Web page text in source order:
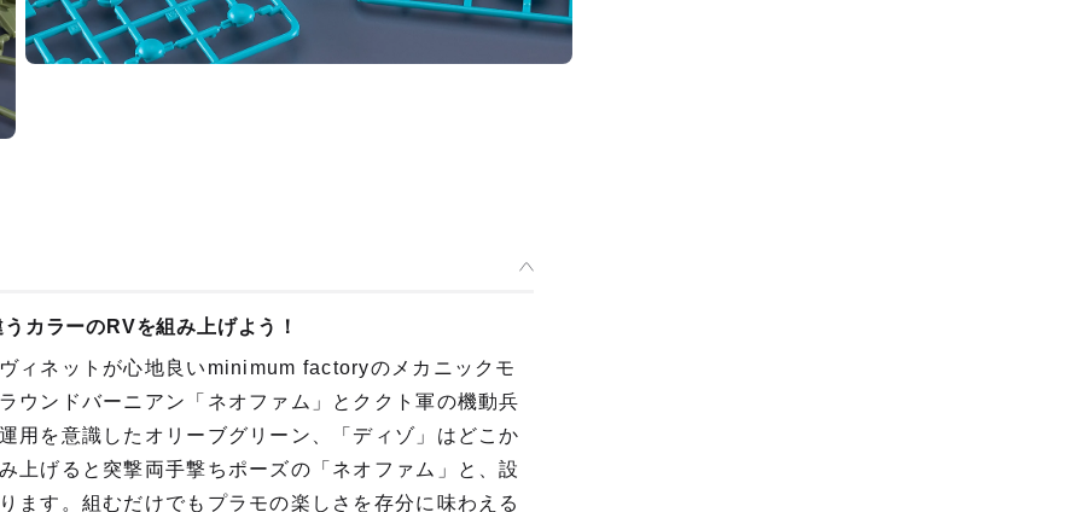
カラーのRVを組み上げよう！
ィネットが心地良いminimum factoryのメカニックモ
ウンドバーニアン「ネオファム」とククト軍の機動兵
用を意識したオリーブグリーン、「ディゾ」はどこか
上げると突撃両手撃ちポーズの「ネオファム」と、設
ます。組むだけでもプラモの楽しさを存分に味わえる